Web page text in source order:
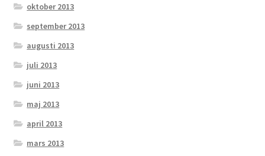
oktober 2013
september 2013
augusti 2013
juli 2013
juni 2013
maj 2013
april 2013
mars 2013